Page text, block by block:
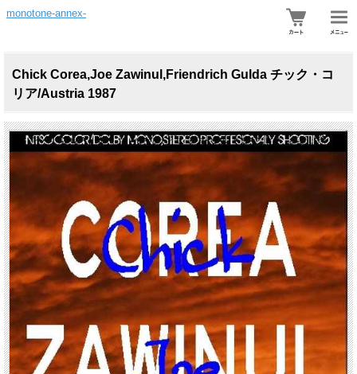
monotone-annex-
Chick Corea,Joe Zawinul,Friendrich Gulda チック・コ
リア/Austria 1987